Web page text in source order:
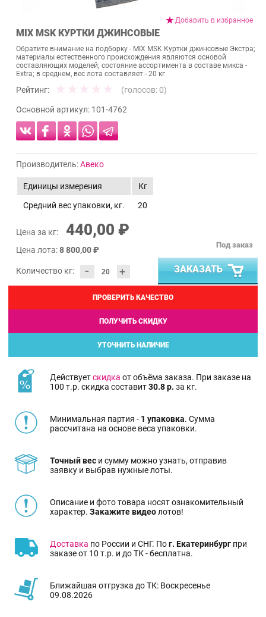
Добавить в избранное
MIX MSK КУРТКИ ДЖИНСОВЫЕ
Обратите внимание на подборку - MIX MSK Куртки джинсовые Экстра;
материалы естественного происхождения являются основой
составляющих моделей; состояние ассортимента в составе микса -
Extra; в среднем, вес лота составляет - 20 кг
Рейтинг: (голосов: 0)
Основной артикул: 101-4762
Производитель:Авеко
Единицы измерения
Кг
Средний вес упаковки, кг.
20
Цена за кг: 440,00 ₽
Цена лота:8 800,00 ₽
Количество кг: - +
Под заказ
ЗАКАЗАТЬ
ПРОВЕРИТЬ КАЧЕСТВО
ПОЛУЧИТЬ СКИДКУ
УТОЧНИТЬ НАЛИЧИЕ
Действуетскидка от объёма заказа. При заказе на
100 т.р. скидка составит30.8 р. за кг.
Минимальная партия - 1 упаковка. Сумма
рассчитана на основе веса упаковки.
Точный вес и сумму можно узнать, отправив
заявку и выбрав нужные лоты.
Описание и фото товара носят ознакомительный
характер. Закажите видеолотов!
Доставка по России и СНГ. Пог. Екатеринбург при
заказе от 10 т.р. и до ТК - бесплатна.
Ближайшая отгрузка до ТК: Воскресенье
09.08.2026